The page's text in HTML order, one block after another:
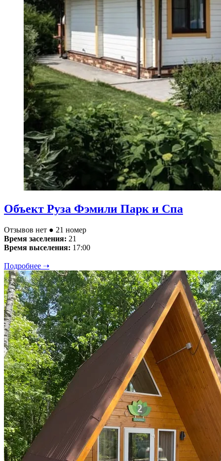
Объект Руза Фэмили Парк и Спа
Отзывов нет ● 21 номер
Время заселения: 21
Время выселения: 17:00
Подробнее ➝